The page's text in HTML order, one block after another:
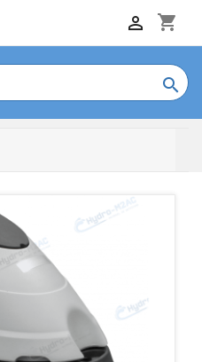
shopping_cart

